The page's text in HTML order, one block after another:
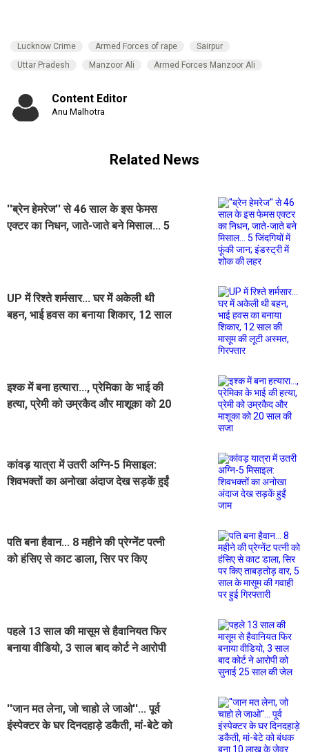
Lucknow Crime Armed Forces of rape
Sairpur
Uttar Pradesh
Manzoor Ali Armed Forces Manzoor Ali
Content Editor
Anu Malhotra
Related News
''ब्रेन हेमरेज'' से 46 साल के इस फेमस
एक्टर का निधन, जाते-जाते बने मिसाल... 5
UP में रिश्ते शर्मसार... घर में अकेली थी
बहन, भाई हवस का बनाया शिकार, 12 साल
इश्क में बना हत्यारा..., प्रेमिका के भाई की
हत्या, प्रेमी को उम्रकैद और माशूका को 20
कांवड़ यात्रा में उतरी अग्नि-5 मिसाइल:
शिवभक्तों का अनोखा अंदाज देख सड़कें हुईं
पति बना हैवान... 8 महीने की प्रेग्नेंट पत्नी
को हंसिए से काट डाला, सिर पर किए
पहले 13 साल की मासूम से हैवानियत फिर
बनाया वीडियो, 3 साल बाद कोर्ट ने आरोपी
''जान मत लेना, जो चाहो ले जाओ''... पूर्व
इंस्पेक्टर के घर दिनदहाड़े डकैती, मां-बेटे को